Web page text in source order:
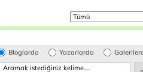
Bloglarda Yazarlarda